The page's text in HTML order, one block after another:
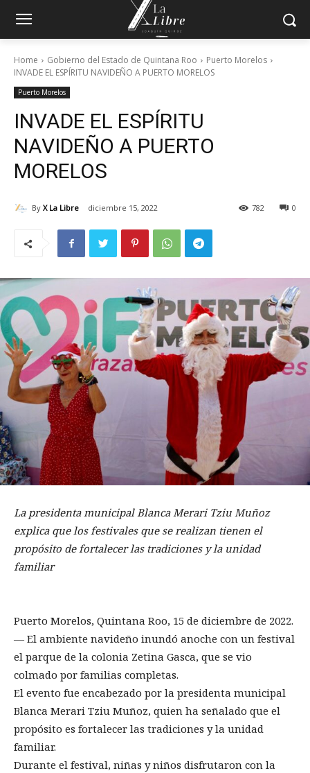
Home Gobierno del Estado de Quintana Roo
Puerto Morelos
INVADE EL ESPÍRITU NAVIDEÑO A PUERTO MORELOS
Puerto Morelos
INVADE EL ESPÍRITU
NAVIDEÑO A PUERTO
MORELOS
By X La Libre diciembre 15, 2022 0
782
La presidenta municipal Blanca Merari Tziu Muñoz
explica que los festivales que se realizan tienen el
propósito de fortalecer las tradiciones y la unidad
familiar
Puerto Morelos, Quintana Roo, 15 de diciembre de 2022.
— El ambiente navideño inundó anoche con un festival
el parque de la colonia Zetina Gasca, que se vio
colmado por familias completas.
El evento fue encabezado por la presidenta municipal
Blanca Merari Tziu Muñoz, quien ha señalado que el
propósito es fortalecer las tradiciones y la unidad
familiar.
Durante el festival, niñas y niños disfrutaron con la